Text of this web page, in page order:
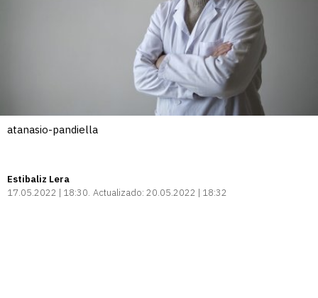
atanasio-pandiella
Estibaliz Lera
17.05.2022 | 18:30 Actualizado: 20.05.2022 | 18:32